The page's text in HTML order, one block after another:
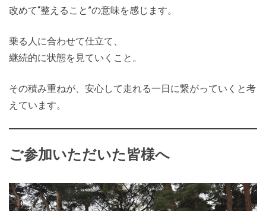
改めて“整えること”の意味を感じます。
乗る人に合わせて仕立て、
継続的に状態を見ていくこと。
その積み重ねが、安心して走れる一日に繋がっていくと考
えています。
ご参加いただいた皆様へ